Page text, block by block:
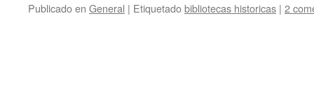
Publicado en General | Etiquetadobibliotecas historicas | 2